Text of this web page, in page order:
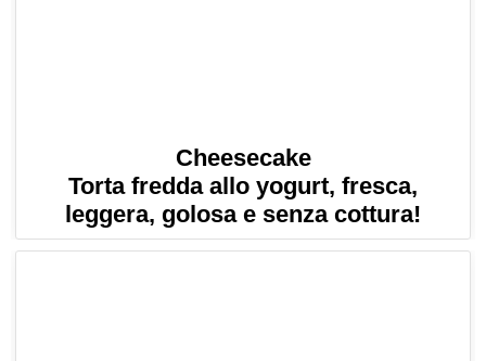
Cheesecake
Torta fredda allo yogurt, fresca,
leggera, golosa e senza cottura!